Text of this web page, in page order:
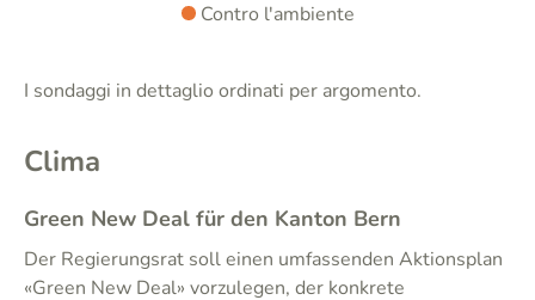
Contro l'ambiente
I sondaggi in dettaglio ordinati per argomento.
Clima
Green New Deal für den Kanton Bern
Der Regierungsrat soll einen umfassenden Aktionsplan
«Green New Deal» vorzulegen, der konkrete